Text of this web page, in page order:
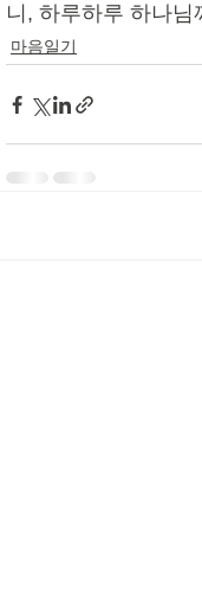
니, 하루하루 하나
마음일기